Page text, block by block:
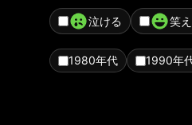
泣ける 笑
1980年代 1990年